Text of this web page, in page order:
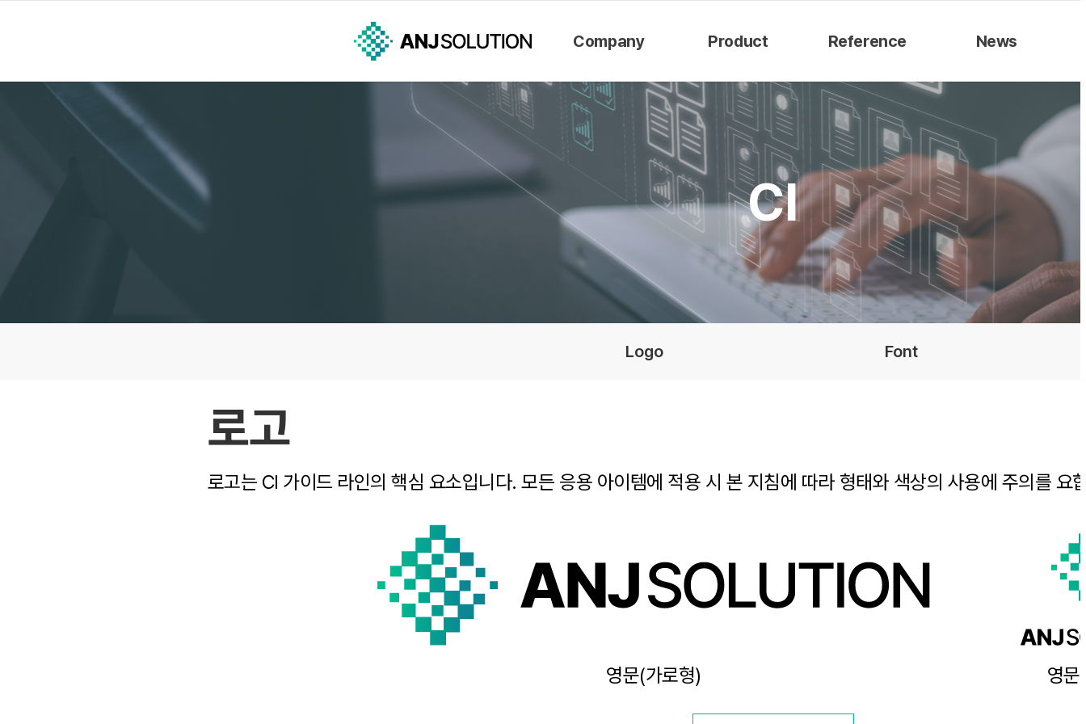
Company
Organization
Vision
Product
AADS
TTMS
Reference
Catalogue
Patents & Certifications
CI
News
CI
Logo Font
로고
로고는 CI 가이드 라인의 핵심 요소입니다. 모든 응용 아이템에 적용 시 본 지침에 따라 형태와 색상의 사용에 주의를 요
영문(가로형) 영문